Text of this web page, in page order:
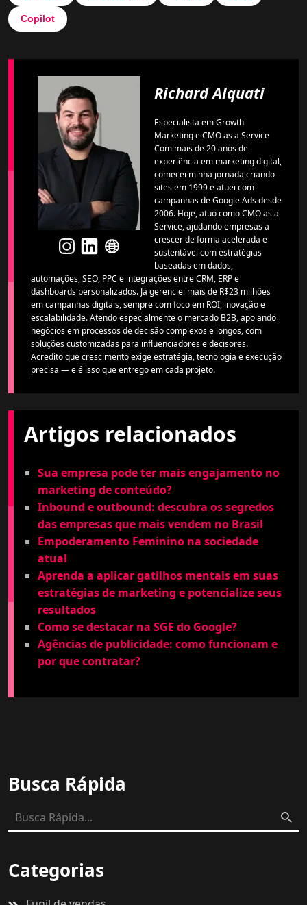
Copilot
Richard Alquati
Especialista em Growth
Marketing e CMO as a Service
Com mais de 20 anos de
experiência em marketing digital,
comecei minha jornada criando
sites em 1999 e atuei com
campanhas de Google Ads desde
2006. Hoje, atuo como CMO as a
Service, ajudando empresas a
crescer de forma acelerada e
sustentável com estratégias
baseadas em dados,
automações, SEO, PPC e integrações entre CRM, ERP e
dashboards personalizados. Já gerenciei mais de R$23 milhões
em campanhas digitais, sempre com foco em ROI, inovação e
escalabilidade. Atendo especialmente o mercado B2B, apoiando
negócios em processos de decisão complexos e longos, com
soluções customizadas para influenciadores e decisores.
Acredito que crescimento exige estratégia, tecnologia e execução
precisa — e é isso que entrego em cada projeto.
Artigos relacionados
Sua empresa pode ter mais engajamento no
marketing de conteúdo?
Inbound e outbound: descubra os segredos
das empresas que mais vendem no Brasil
Empoderamento Feminino na sociedade
atual
Aprenda a aplicar gatilhos mentais em suas
estratégias de marketing e potencialize seus
resultados
Como se destacar na SGE do Google?
Agências de publicidade: como funcionam e
por que contratar?
Busca Rápida
Categorias